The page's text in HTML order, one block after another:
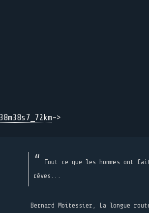
->
Tout ce que les hommes ont
rêves...
Bernard Moitessier, La longue